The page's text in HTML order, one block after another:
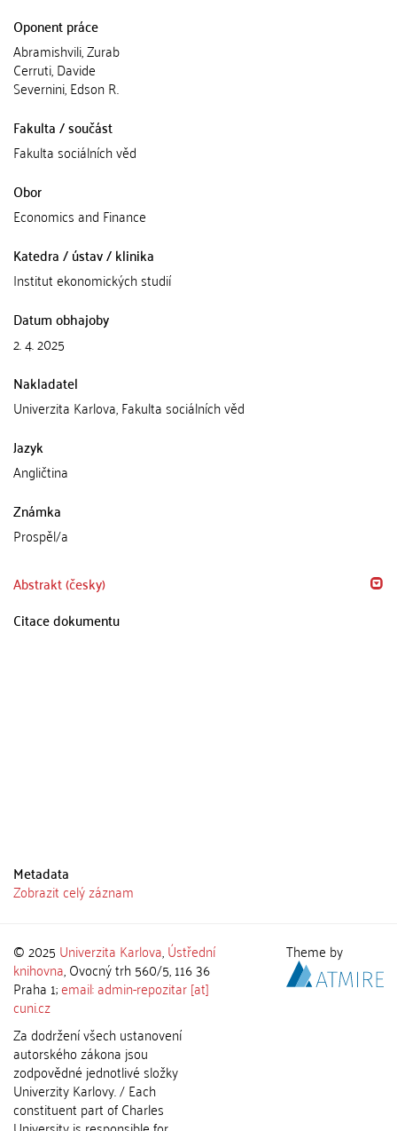
Oponent práce
Abramishvili, Zurab
Cerruti, Davide
Severnini, Edson R.
Fakulta / součást
Fakulta sociálních věd
Obor
Economics and Finance
Katedra / ústav / klinika
Institut ekonomických studií
Datum obhajoby
2. 4. 2025
Nakladatel
Univerzita Karlova, Fakulta sociálních věd
Jazyk
Angličtina
Známka
Prospěl/a
Abstrakt (česky)
Citace dokumentu
Metadata
Zobrazit celý záznam
© 2025 Univerzita Karlova,Ústřední
knihovna, Ovocný trh 560/5, 116 36
Praha 1;email: admin-repozitar [at]
cuni.cz
Za dodržení všech ustanovení
autorského zákona jsou
zodpovědné jednotlivé složky
Univerzity Karlovy. / Each
constituent part of Charles
Theme by